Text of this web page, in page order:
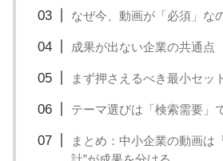
なぜ今、動画が「必須」な
成果が出ない企業の共通点
まず押さえるべき最小セット
テーマ選びは「検索需要」
まとめ：中小企業の動画は